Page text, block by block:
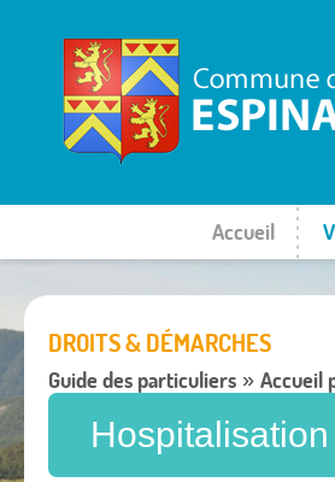
Accueil
DROITS & DÉMARCHES
Guide des particuliers » Accueil